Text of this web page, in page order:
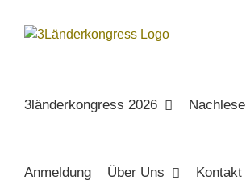
Inhalt
3länderkongress 2026 Nachlese
Anmeldung Über Uns Kontakt